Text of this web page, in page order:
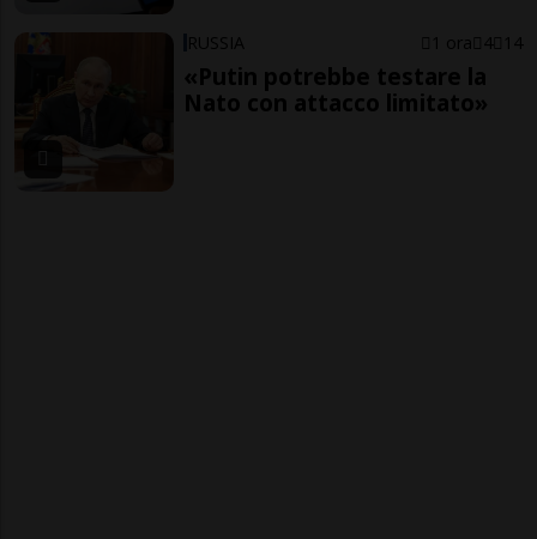
RUSSIA 1 ora 4 14
«Putin potrebbe testare la
Nato con attacco limitato»